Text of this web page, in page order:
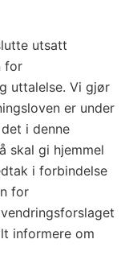
utsatt
for
uttalelse. Vi gjør
er under
i denne
skal gi hjemmel
i forbindelse
for
informere om